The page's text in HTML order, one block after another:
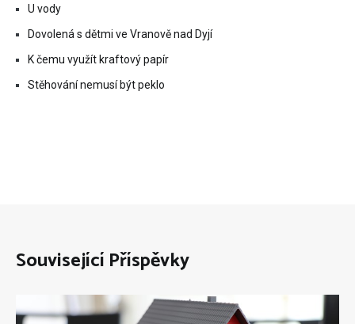
U vody
Dovolená s dětmi ve Vranově nad Dyjí
K čemu využít kraftový papír
Stěhování nemusí být peklo
Související Příspěvky